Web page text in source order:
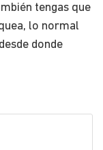
tengas que
lo normal
donde